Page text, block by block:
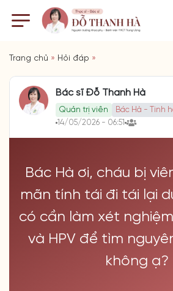
Trang chủ » Hỏi đáp »
Bác sĩ Đỗ Thanh Hà
Quản trị viên
Bác Hà - Tinh
14/05/2026 - 06:51
Bác Hà ơi, cháu bị
mãn tính tái đi tái lại
có cần làm xét
và HPV để tìm
không ạ?